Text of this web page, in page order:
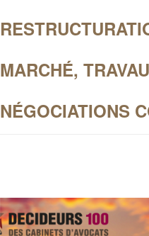
MARCHÉ,
NÉGOCIATIONS